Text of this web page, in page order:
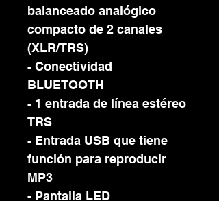
balanceado analógico
compacto de 2 canales
(XLR/TRS)
- Conectividad
BLUETOOTH
- 1 entrada de línea estéreo
TRS
- Entrada USB que tiene
función para reproducir
MP3
- Pantalla LED